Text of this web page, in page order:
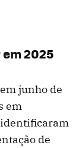
2025
junho de
em
de